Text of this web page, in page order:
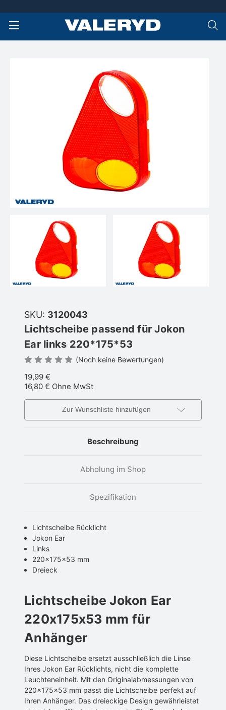
SKU: 3120043
Lichtscheibe passend für Jokon
Ear links 220*175*53
(Noch keine Bewertungen)
19,99 €
16,80 € Ohne MwSt
Zur Wunschliste hinzufügen
Beschreibung
Abholung im Shop
Spezifikation
Lichtscheibe Rücklicht
Jokon Ear
Links
220x175x53 mm
Dreieck
Lichtscheibe Jokon Ear
220x175x53 mm für
Anhänger
Diese Lichtscheibe ersetzt ausschließlich die Linse
Ihres Jokon Ear Rücklichts, nicht die komplette
Leuchteneinheit. Mit den Originalabmessungen von
220x175x53 mm passt die Lichtscheibe perfekt auf
Ihren Anhänger. Das dreieckige Design gewährleistet